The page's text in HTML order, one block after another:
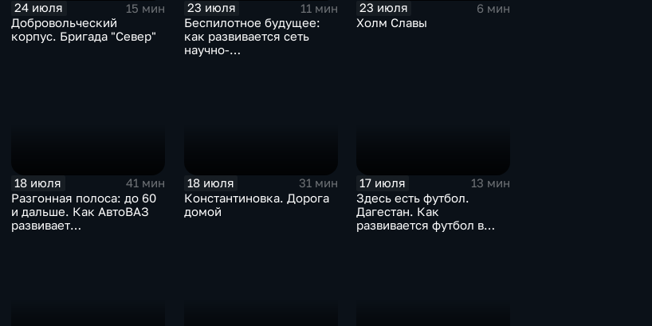
24 июля
15 мин
Добровольческий
корпус. Бригада "Север"
23 июля
11 мин
Беспилотное будущее:
как развивается сеть
научно-
23 июля
6 мин
Холм Славы
18 июля
41 мин
Разгонная полоса: до 60
и дальше. Как АвтоВАЗ
развивает
18 июля
31 мин
Константиновка. Дорога
домой
17 июля
13 мин
Здесь есть футбол.
Дагестан. Как
развивается футбол в